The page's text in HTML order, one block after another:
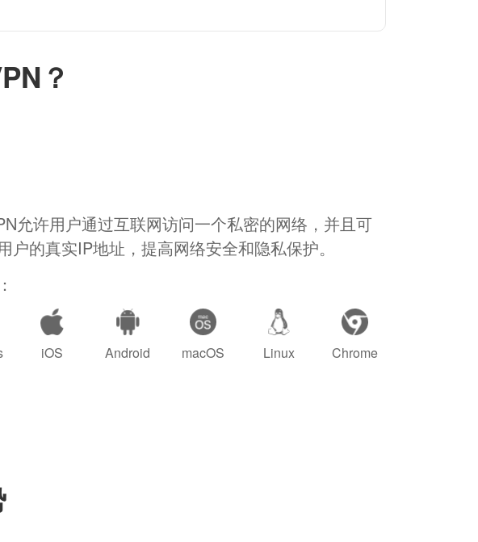
？
允许用户通过互联网访问一个私密的网络，并且可
户的真实IP地址，提高网络安全和隐私保护。
iOS Android macOS Linux Chrome